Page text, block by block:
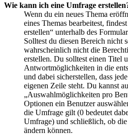
Wie kann ich eine Umfrage
Wenn du ein neues Thema
eines Themas bearbeitest,
erstellen“ unterhalb des
Solltest du diesen Bereich nicht
wahrscheinlich nicht die
erstellen. Du solltest einen Titel
Antwortmöglichkeiten in die
und dabei sicherstellen, dass
eigenen Zeile steht. Du kannst
„Auswahlmöglichkeiten pro
Optionen ein Benutzer
die Umfrage gilt (0 bedeutet
Umfrage) und schließlich, ob
ändern können.